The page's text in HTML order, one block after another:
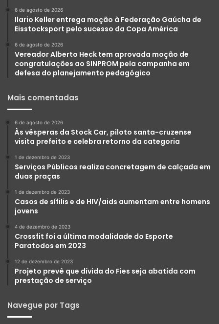
6 de agosto de 2026
Ilario Keller entrega moção à Federação Gaúcha de
Eisstocksport pelo sucesso da Copa América
6 de agosto de 2026
Vereador Alberto Heck tem aprovada moção de
congratulações ao SINPROM pela campanha em
defesa do planejamento pedagógico
Mais comentadas
6 de agosto de 2026
Às vésperas da Stock Car, piloto santa-cruzense
visita prefeito e celebra retorno da categoria
1 de dezembro de 2023
Serviços Públicos realiza concretagem de calçada em
duas praças
1 de dezembro de 2023
Casos de sífilis e de HIV/aids aumentam entre homens
jovens
4 de dezembro de 2023
Crossfit foi a última modalidade do Esporte
Paratodos em 2023
12 de dezembro de 2023
Projeto prevê que dívida do Fies seja abatida com
prestação de serviço
Navegue por Tags